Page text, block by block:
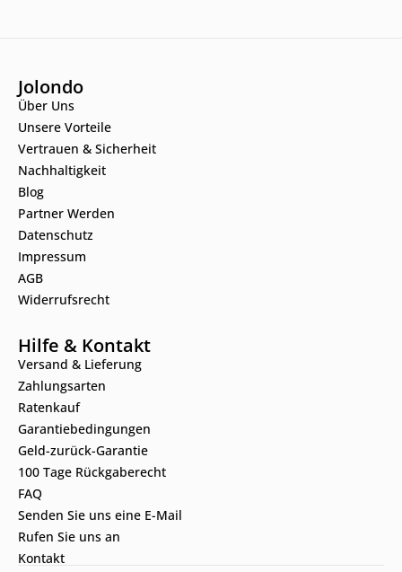
Jolondo
Über Uns
Unsere Vorteile
Vertrauen & Sicherheit
Nachhaltigkeit
Blog
Partner Werden
Datenschutz
Impressum
AGB
Widerrufsrecht
Hilfe & Kontakt
Versand & Lieferung
Zahlungsarten
Ratenkauf
Garantiebedingungen
Geld-zurück-Garantie
100 Tage Rückgaberecht
FAQ
Senden Sie uns eine E-Mail
Rufen Sie uns an
Kontakt